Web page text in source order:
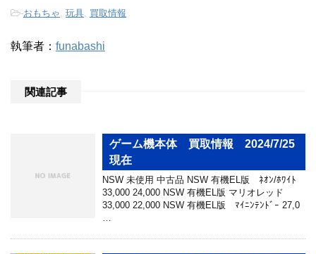
-おもちゃ, 玩具, 買取情報
執筆者： funabashi
関連記事
ゲーム機本体 買取情報 2024/7/25
現在
NSW 未使用 中古品 NSW 有機EL版 ﾈｵﾝ/ﾎﾜｲﾄ
33,000 24,000 NSW 有機EL版 マリオレッド
33,000 22,000 NSW 有機EL版 ﾏｲﾆﾝﾃﾝﾄﾞｰ 27,0
…